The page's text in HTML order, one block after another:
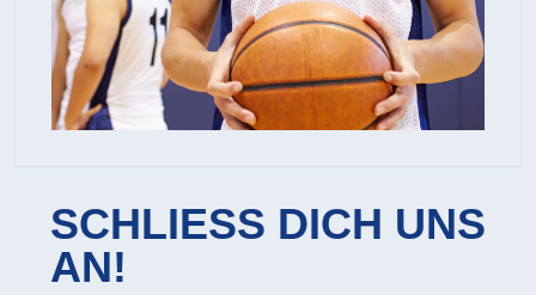
SCHLIESS DICH UNS
AN!